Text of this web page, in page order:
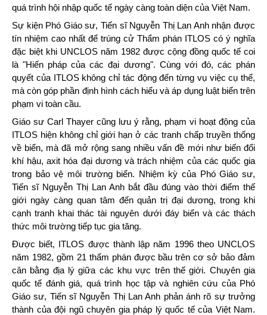
quá trình hội nhập quốc tế ngày càng toàn diện của Việt Nam.
Sự kiện Phó Giáo sư, Tiến sĩ Nguyễn Thị Lan Anh nhận được
tín nhiệm cao nhất để trúng cử Thẩm phán ITLOS có ý nghĩa
đặc biệt khi UNCLOS năm 1982 được cộng đồng quốc tế coi
là "Hiến pháp của các đại dương". Cùng với đó, các phán
quyết của ITLOS không chỉ tác động đến từng vụ việc cụ thể,
mà còn góp phần định hình cách hiểu và áp dụng luật biển trên
phạm vi toàn cầu.
Giáo sư Carl Thayer cũng lưu ý rằng, phạm vi hoạt động của
ITLOS hiện không chỉ giới hạn ở các tranh chấp truyền thống
về biển, mà đã mở rộng sang nhiều vấn đề mới như biến đổi
khí hậu, axit hóa đại dương và trách nhiệm của các quốc gia
trong bảo vệ môi trường biển. Nhiệm kỳ của Phó Giáo sư,
Tiến sĩ Nguyễn Thị Lan Anh bắt đầu đúng vào thời điểm thế
giới ngày càng quan tâm đến quản trị đại dương, trong khi
cạnh tranh khai thác tài nguyên dưới đáy biển và các thách
thức môi trường tiếp tục gia tăng.
Được biết, ITLOS được thành lập năm 1996 theo UNCLOS
năm 1982, gồm 21 thẩm phán được bầu trên cơ sở bảo đảm
cân bằng địa lý giữa các khu vực trên thế giới. Chuyên gia
quốc tế đánh giá, quá trình học tập và nghiên cứu của Phó
Giáo sư, Tiến sĩ Nguyễn Thị Lan Anh phản ánh rõ sự trưởng
thành của đội ngũ chuyên gia pháp lý quốc tế của Việt Nam.